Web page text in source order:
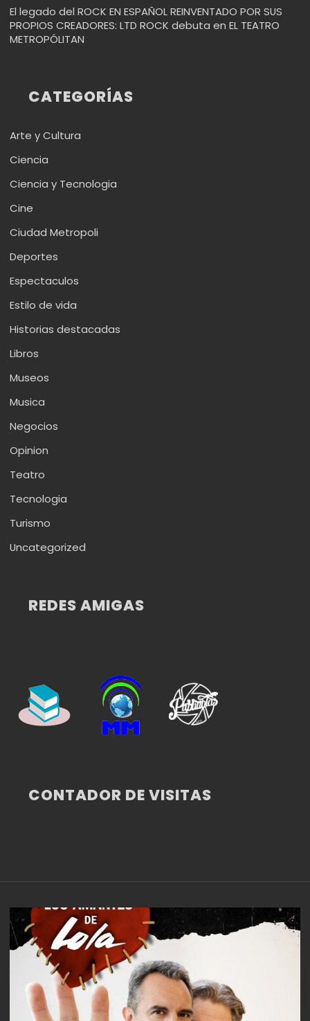
El legado del ROCK EN ESPAÑOL REINVENTADO POR SUS
PROPIOS CREADORES: LTD ROCK debuta en EL TEATRO
METROPÓLITAN
CATEGORÍAS
Arte y Cultura
Ciencia
Ciencia y Tecnologia
Cine
Ciudad Metropoli
Deportes
Espectaculos
Estilo de vida
Historias destacadas
Libros
Museos
Musica
Negocios
Opinion
Teatro
Tecnologia
Turismo
Uncategorized
REDES AMIGAS
CONTADOR DE VISITAS